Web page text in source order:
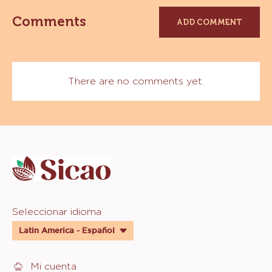
Comments ADD COMMENT
There are no comments yet.
info
Website
quick
links
Seleccionar idioma
Latin America - Español
Mi cuenta